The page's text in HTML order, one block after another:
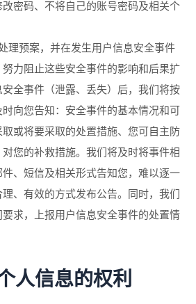
密码、不将自己的账号密码及相关个
理预案，并在发生用户信息安全事件
力阻止这些安全事件的影响和后果扩
全事件（泄露、丢失）后，我们将按
向您告知：安全事件的基本情况和可
或将要采取的处置措施、您可自主防
您的补救措施。我们将及时将事件相
、短信及相关形式告知您，难以逐一
、有效的方式发布公告。同时，我们
求，上报用户信息安全事件的处置情
人信息的权利